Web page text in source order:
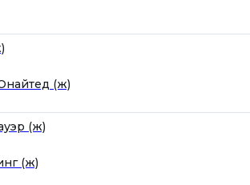
(ж)
(ж)
(ж)